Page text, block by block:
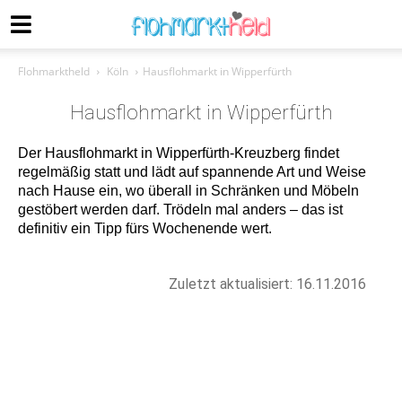
Flohmarktheld Köln Hausflohmarkt in Wipperfürth
Hausflohmarkt in Wipperfürth
Der Hausflohmarkt in Wipperfürth-Kreuzberg findet
regelmäßig statt und lädt auf spannende Art und Weise
nach Hause ein, wo überall in Schränken und Möbeln
gestöbert werden darf. Trödeln mal anders – das ist
definitiv ein Tipp fürs Wochenende wert.
Zuletzt aktualisiert: 16.11.2016